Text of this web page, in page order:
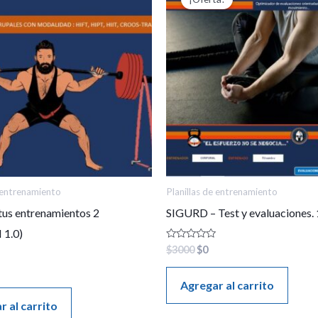
entrenamientos 2
1.0)
al carrito
Planillas de entrenamiento
SIGURD – Test y evaluaciones.
Valorado
en
0
$3000
was:
$0
is:
Agregar al carrito